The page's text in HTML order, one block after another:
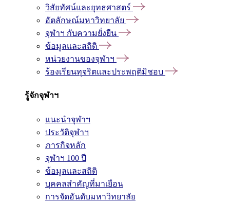
วิสัยทัศน์และยุทธศาสตร์
อัตลักษณ์มหาวิทยาลัย
จุฬาฯ กับความยั่งยืน
ข้อมูลและสถิติ
หน่วยงานของจุฬาฯ
ร้องเรียนทุจริตและประพฤติมิชอบ
รู้จักจุฬาฯ
แนะนำจุฬาฯ
ประวัติจุฬาฯ
ภารกิจหลัก
จุฬาฯ 100 ปี
ข้อมูลและสถิติ
บุคคลสำคัญที่มาเยือน
การจัดอันดับมหาวิทยาลัย